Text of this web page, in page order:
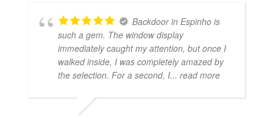
Backdoor in Espinho is
such a gem. The window display
immediately caught my attention, but once I
walked inside, I was completely amazed by
the selection. For a second, I... read more